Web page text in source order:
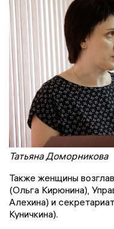
Татьяна Доморникова
Также женщины
(Ольга Кирюнина),
Алехина) и
Куничкина).